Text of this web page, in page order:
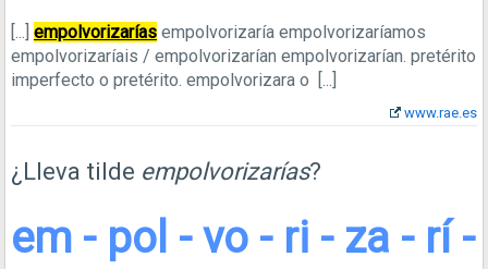
[...] empolvorizarías empolvorizaría empolvorizaríamos
empolvorizaríais / empolvorizarían empolvorizarían. pretérito
imperfecto o pretérito. empolvorizara o [...]
www.rae.es
¿Lleva tilde empolvorizarías?
em - pol - vo - ri - za - rí -